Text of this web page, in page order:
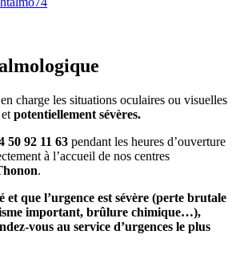
charge les situations oculaires ou visuelles
et potentiellement sévères.
50 92 11 63 pendant les heures d’ouverture
à l’accueil de nos centres
.
et que l’urgence est sévère (perte brutale
important, brûlure chimique…),
vous au service d’urgences le plus